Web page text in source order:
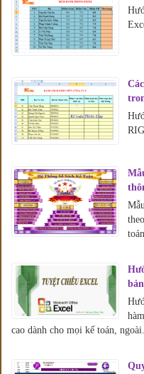
cao dành cho mọi kế toán,